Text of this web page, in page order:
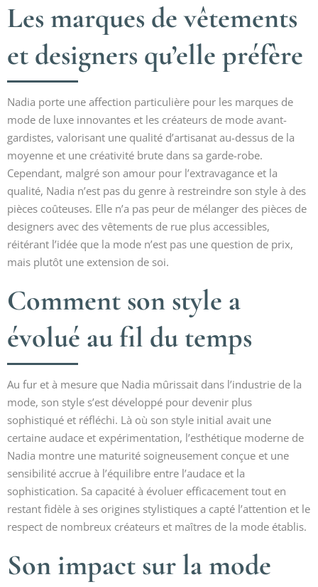
Les marques de vêtements
et designers qu’elle préfère
Nadia porte une affection particulière pour les marques de
mode de luxe innovantes et les créateurs de mode avant-
gardistes, valorisant une qualité d’artisanat au-dessus de la
moyenne et une créativité brute dans sa garde-robe.
Cependant, malgré son amour pour l’extravagance et la
qualité, Nadia n’est pas du genre à restreindre son style à des
pièces coûteuses. Elle n’a pas peur de mélanger des pièces de
designers avec des vêtements de rue plus accessibles,
réitérant l’idée que la mode n’est pas une question de prix,
mais plutôt une extension de soi.
Comment son style a
évolué au fil du temps
Au fur et à mesure que Nadia mûrissait dans l’industrie de la
mode, son style s’est développé pour devenir plus
sophistiqué et réfléchi. Là où son style initial avait une
certaine audace et expérimentation, l’esthétique moderne de
Nadia montre une maturité soigneusement conçue et une
sensibilité accrue à l’équilibre entre l’audace et la
sophistication. Sa capacité à évoluer efficacement tout en
restant fidèle à ses origines stylistiques a capté l’attention et le
respect de nombreux créateurs et maîtres de la mode établis.
Son impact sur la mode